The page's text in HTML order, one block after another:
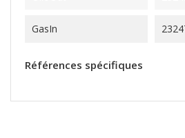
GasIn
Références spécifiques